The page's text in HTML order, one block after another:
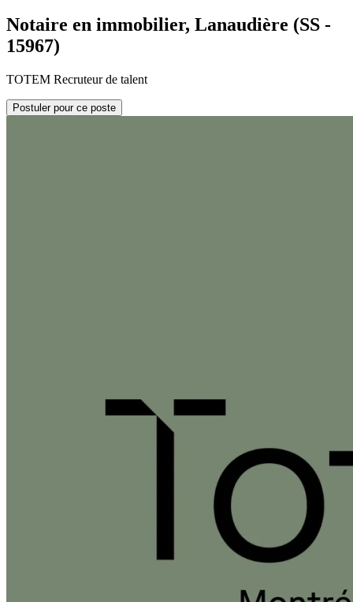
Notaire en immobilier, Lanaudière (SS -
15967)
TOTEM Recruteur de talent
Postuler pour ce poste